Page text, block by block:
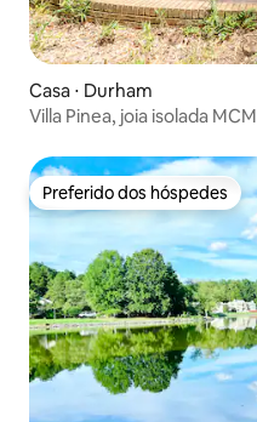
Casa ⋅ Durham
Villa Pinea, joia isolada
Preferido dos hóspedes
Preferido dos hóspedes